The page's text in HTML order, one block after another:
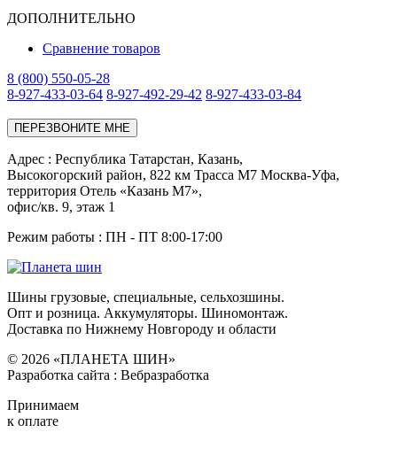
ДОПОЛНИТЕЛЬНО
Сравнение товаров
8 (800) 550-05-28
8-927-433-03-64 8-927-492-29-42 8-927-433-03-84
ПЕРЕЗВОНИТЕ МНЕ
Адреc : Республика Татарстан, Казань,
Высокогорский район, 822 км Трасса М7 Москва-Уфа,
территория Отель «Казань М7»,
офис/кв. 9, этаж 1
Режим работы : ПН - ПТ 8:00-17:00
Шины грузовые, специальные, сельхозшины.
Опт и розница. Аккумуляторы. Шиномонтаж.
Доставка по Нижнему Новгороду и области
© 2026 «ПЛАНЕТА ШИН»
Разработка сайта : Вебразработка
Принимаем
к оплате